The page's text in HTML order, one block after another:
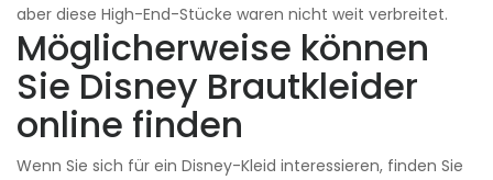
aber diese High-End-Stücke waren nicht weit verbreitet.
Möglicherweise können
Sie Disney Brautkleider
online finden
Wenn Sie sich für ein Disney-Kleid interessieren, finden Sie